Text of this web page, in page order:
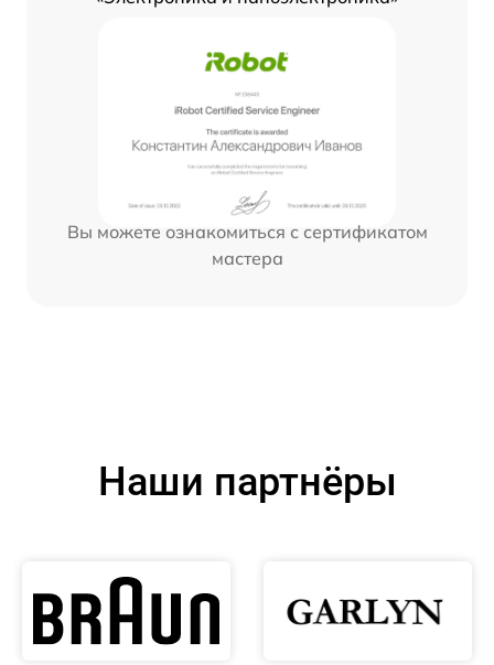
Вы можете ознакомиться с сертификатом
мастера
Наши партнёры